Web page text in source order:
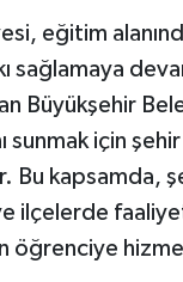
eğitim
sağlamaya
Büyükşehir
sunmak için
Bu kapsamda,
ilçelerde
öğrenciye